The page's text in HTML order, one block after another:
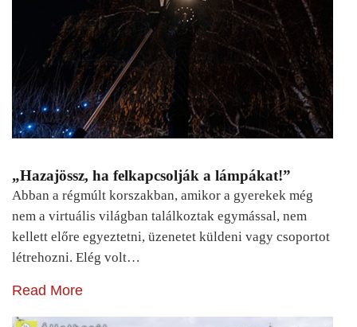
„Hazajössz, ha felkapcsolják a lámpákat!”
Abban a régmúlt korszakban, amikor a gyerekek még
nem a virtuális világban találkoztak egymással, nem
kellett előre egyeztetni, üzenetet küldeni vagy csoportot
létrehozni. Elég volt…
Read More